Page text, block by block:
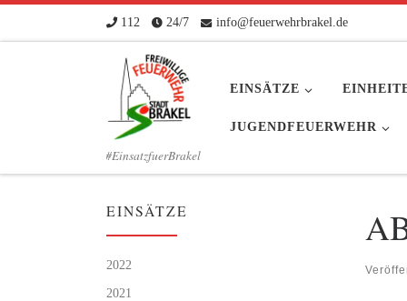
Zum Inhalt springen
112 24/7 info@feuerwehrbrakel.de
#EinsatzfuerBrakel
EINSÄTZE
JUGENDFEUERWEHR
EINSÄTZE
2022
2021